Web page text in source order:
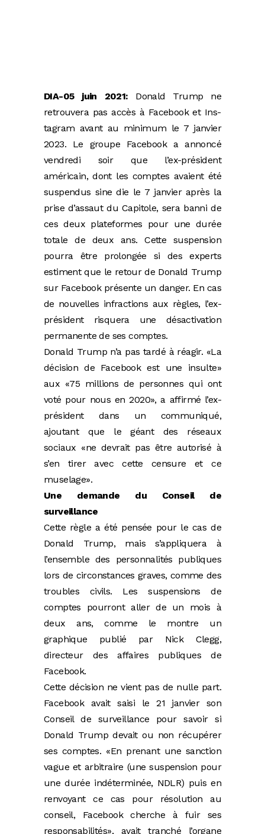
DIA-05 juin 2021: Donald Trump ne
retrouvera pas accès à Facebook et Ins­
tagram avant au minimum le 7 janvier
2023. Le groupe Facebook a annoncé
vendredi soir que l’ex-président
américain, dont les comptes avaient été
suspendus sine die le 7 janvier après la
prise d’assaut du Capitole, sera banni de
ces deux plateformes pour une durée
totale de deux ans. Cette suspension
pourra être prolongée si des ­experts
estiment que le retour de Donald Trump
sur Facebook présente un danger. En cas
de nouvelles infractions aux règles, l’ex-
président risquera une désactivation
permanente de ses comptes.
Donald Trump n’a pas tardé à réagir. «La
décision de Facebook est une insulte»
aux «75 millions de personnes qui ont
voté pour nous en 2020», a affirmé l’ex-
président dans un communiqué,
ajoutant que le géant des réseaux
sociaux «ne devrait pas être autorisé à
s’en tirer avec cette censure et ce
muselage».
Une demande du Conseil de
surveillance
Cette règle a été pensée pour le cas de
Donald Trump, mais s’appliquera à
l’ensemble des personnalités publiques
lors de circonstances graves, comme des
troubles civils. Les suspensions de
comptes pourront aller de un mois à
deux ans, comme le montre un
graphique publié par Nick Clegg,
directeur des affaires publiques de
Facebook.
Cette décision ne vient pas de nulle part.
Facebook avait saisi le 21 janvier son
Conseil de surveillance pour savoir si
Donald Trump devait ou non récupérer
ses comptes. « En prenant une sanction
vague et arbitraire (une suspension pour
une durée indéterminée, NDLR) puis en
renvoyant ce cas pour ­résolution au
conseil, Facebook cherche à fuir ses
responsabilités », avait tranché l’organe